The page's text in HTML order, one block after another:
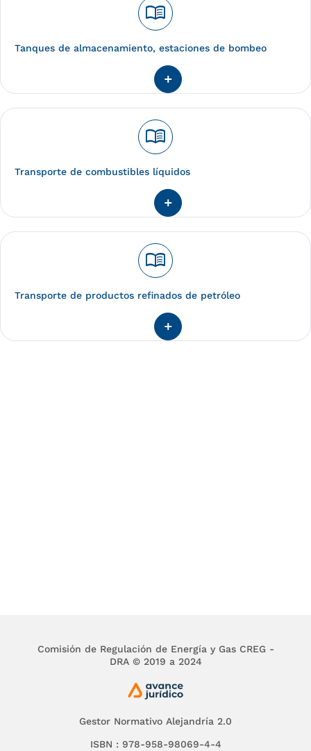
menu_book
Tanques de almacenamiento, estaciones de bombeo
menu_book
Transporte de combustibles líquidos
menu_book
Transporte de productos refinados de petróleo
Gestor Normativo Alejandría 2.0
ISBN : 978-958-98069-4-4
Comisión de Regulación de Energía y Gas CREG -
DRA © 2019 a 2024